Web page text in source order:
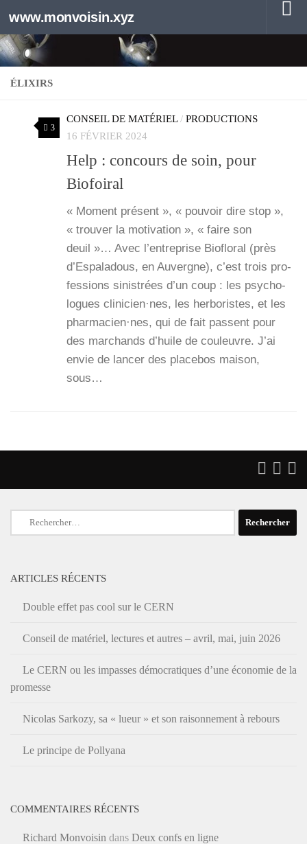
Au dessous du contenu
www.monvoisin.xyz
ÉLIXIRS
3
CONSEIL DE MATÉRIEL/ PRODUCTIONS
16 FÉVRIER 2024
Help : concours de soin, pour
Biofoiral
« Moment pré­sent », « pou­voir dire stop »,
« trou­ver la moti­va­tion », « faire son
deuil »… Avec l’en­tre­prise Bio­flo­ral (près
d’Es­pa­la­dous, en Auvergne), c’est trois pro­
fes­sions sinis­trées d’un coup : les psy­cho­
logues clinicien·nes, les her­bo­ristes, et les
pharmacien·nes, qui de fait passent pour
des mar­chands d’huile de cou­leuvre. J’ai
envie de lan­cer des pla­ce­bos mai­son,
sous…
Rechercher :
ARTICLES RÉCENTS
Double effet pas cool sur le CERN
Conseil de matériel, lectures et autres – avril, mai, juin 2026
Le CERN ou les impasses démocratiques d’une économie de la
promesse
Nicolas Sarkozy, sa « lueur » et son raisonnement à rebours
Le principe de Pollyana
COMMENTAIRES RÉCENTS
Richard Monvoisin dans Deux confs en ligne